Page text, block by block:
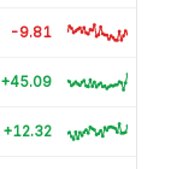
-9.81
+45.09
+12.32